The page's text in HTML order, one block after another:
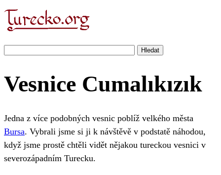
Vesnice Cumalıkızık
Jedna z více podobných vesnic poblíž velkého města
Bursa. Vybrali jsme si ji k návštěvě v podstatě náhodou,
když jsme prostě chtěli vidět nějakou tureckou vesnici v
severozápadním Turecku.